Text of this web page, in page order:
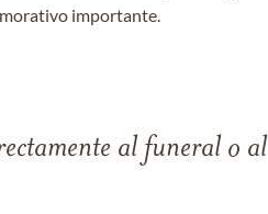
importante.
al funeral o al